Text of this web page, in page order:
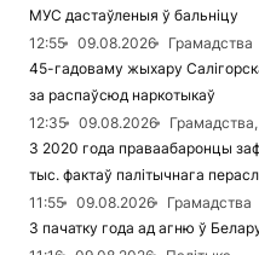
МУС дастаўленыя ў бальніцу
12:55
09.08.2026
Грамадства
45-гадоваму жыхару
за распаўсюд наркотыкаў
12:35
09.08.2026
З 2020 года праваабаронцы
тыс. фактаў палітычнага
11:55
09.08.2026
Грамадства
З пачатку года ад агню ў